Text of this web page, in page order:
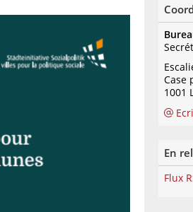
Case
1001
En
Flux